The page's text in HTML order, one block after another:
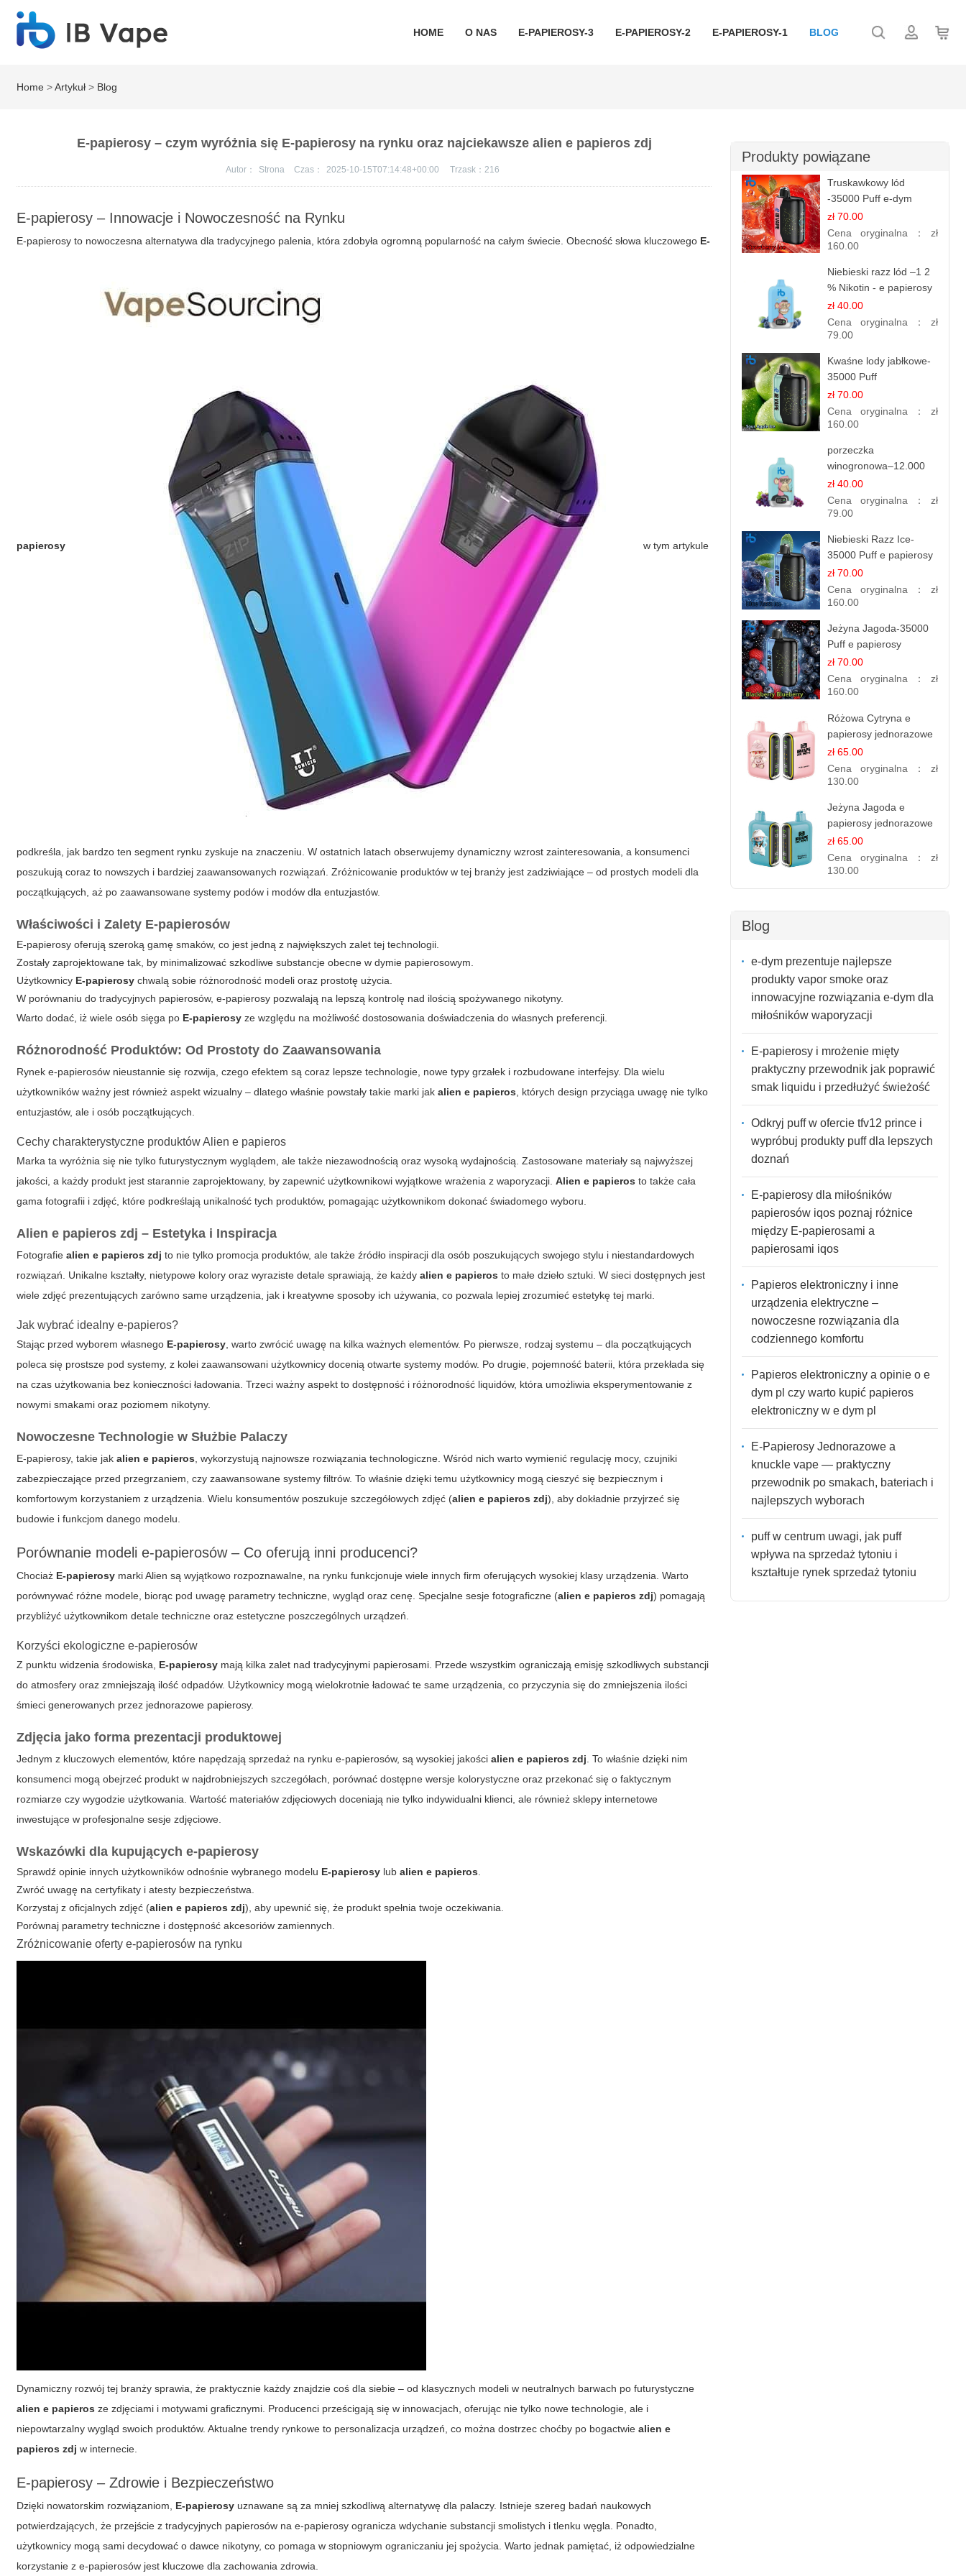
HOME O NAS E-PAPIEROSY-3 E-PAPIEROSY-2 E-PAPIEROSY-1 BLOG
Home >Artykuł > Blog
E-papierosy – czym wyróżnia się E-papierosy na rynku oraz najciekawsze alien e papieros zdj
Autor： Strona Czas： 2025-10-15T07:14:48+00:00 Trzask： 216
E-papierosy – Innowacje i Nowoczesność na Rynku
E-papierosy to nowoczesna alternatywa dla tradycyjnego palenia, która zdobyła ogromną popularność na całym świecie. Obecność słowa kluczowego E-
papierosy w tym artykule
podkreśla, jak bardzo ten segment rynku zyskuje na znaczeniu. W ostatnich latach obserwujemy dynamiczny wzrost zainteresowania, a konsumenci
poszukują coraz to nowszych i bardziej zaawansowanych rozwiązań. Zróżnicowanie produktów w tej branży jest zadziwiające – od prostych modeli dla
początkujących, aż po zaawansowane systemy podów i modów dla entuzjastów.
Właściwości i Zalety E-papierosów
E-papierosy oferują szeroką gamę smaków, co jest jedną z największych zalet tej technologii.
Zostały zaprojektowane tak, by minimalizować szkodliwe substancje obecne w dymie papierosowym.
Użytkownicy E-papierosy chwalą sobie różnorodność modeli oraz prostotę użycia.
W porównaniu do tradycyjnych papierosów, e-papierosy pozwalają na lepszą kontrolę nad ilością spożywanego nikotyny.
Warto dodać, iż wiele osób sięga po E-papierosy ze względu na możliwość dostosowania doświadczenia do własnych preferencji.
Różnorodność Produktów: Od Prostoty do Zaawansowania
Rynek e-papierosów nieustannie się rozwija, czego efektem są coraz lepsze technologie, nowe typy grzałek i rozbudowane interfejsy. Dla wielu
użytkowników ważny jest również aspekt wizualny – dlatego właśnie powstały takie marki jakalien e papieros , których design przyciąga uwagę nie tylko
entuzjastów, ale i osób początkujących.
Cechy charakterystyczne produktów Alien e papieros
Marka ta wyróżnia się nie tylko futurystycznym wyglądem, ale także niezawodnością oraz wysoką wydajnością. Zastosowane materiały są najwyższej
jakości, a każdy produkt jest starannie zaprojektowany, by zapewnić użytkownikowi wyjątkowe wrażenia z waporyzacji.Alien e papieros to także cała
gama fotografii i zdjęć, które podkreślają unikalność tych produktów, pomagając użytkownikom dokonać świadomego wyboru.
Alien e papieros zdj – Estetyka i Inspiracja
Fotografiealien e papieros zdj to nie tylko promocja produktów, ale także źródło inspiracji dla osób poszukujących swojego stylu i niestandardowych
rozwiązań. Unikalne kształty, nietypowe kolory oraz wyraziste detale sprawiają, że każdyalien e papieros to małe dzieło sztuki. W sieci dostępnych jest
wiele zdjęć prezentujących zarówno same urządzenia, jak i kreatywne sposoby ich używania, co pozwala lepiej zrozumieć estetykę tej marki.
Jak wybrać idealny e-papieros?
Stając przed wyborem własnego E-papierosy , warto zwrócić uwagę na kilka ważnych elementów. Po pierwsze, rodzaj systemu – dla początkujących
poleca się prostsze pod systemy, z kolei zaawansowani użytkownicy docenią otwarte systemy modów. Po drugie, pojemność baterii, która przekłada się
na czas użytkowania bez konieczności ładowania. Trzeci ważny aspekt to dostępność i różnorodność liquidów, która umożliwia eksperymentowanie z
nowymi smakami oraz poziomem nikotyny.
Nowoczesne Technologie w Służbie Palaczy
E-papierosy, takie jakalien e papieros , wykorzystują najnowsze rozwiązania technologiczne. Wśród nich warto wymienić regulację mocy, czujniki
zabezpieczające przed przegrzaniem, czy zaawansowane systemy filtrów. To właśnie dzięki temu użytkownicy mogą cieszyć się bezpiecznym i
komfortowym korzystaniem z urządzenia. Wielu konsumentów poszukuje szczegółowych zdjęć (alien e papieros zdj), aby dokładnie przyjrzeć się
budowie i funkcjom danego modelu.
Porównanie modeli e-papierosów – Co oferują inni producenci?
Chociaż E-papierosy markiAlien są wyjątkowo rozpoznawalne, na rynku funkcjonuje wiele innych firm oferujących wysokiej klasy urządzenia. Warto
porównywać różne modele, biorąc pod uwagę parametry techniczne, wygląd oraz cenę. Specjalne sesje fotograficzne (alien e papieros zdj) pomagają
przybliżyć użytkownikom detale techniczne oraz estetyczne poszczególnych urządzeń.
Korzyści ekologiczne e-papierosów
Z punktu widzenia środowiska, E-papierosy mają kilka zalet nad tradycyjnymi papierosami. Przede wszystkim ograniczają emisję szkodliwych substancji
do atmosfery oraz zmniejszają ilość odpadów. Użytkownicy mogą wielokrotnie ładować te same urządzenia, co przyczynia się do zmniejszenia ilości
śmieci generowanych przez jednorazowe papierosy.
Zdjęcia jako forma prezentacji produktowej
Jednym z kluczowych elementów, które napędzają sprzedaż na rynku e-papierosów, są wysokiej jakościalien e papieros zdj . To właśnie dzięki nim
konsumenci mogą obejrzeć produkt w najdrobniejszych szczegółach, porównać dostępne wersje kolorystyczne oraz przekonać się o faktycznym
rozmiarze czy wygodzie użytkowania. Wartość materiałów zdjęciowych doceniają nie tylko indywidualni klienci, ale również sklepy internetowe
inwestujące w profesjonalne sesje zdjęciowe.
Wskazówki dla kupujących e-papierosy
Sprawdź opinie innych użytkowników odnośnie wybranego modelu E-papierosy lubalien e papieros
Zwróć uwagę na certyfikaty i atesty bezpieczeństwa.
Korzystaj z oficjalnych zdjęć (alien e papieros zdj), aby upewnić się, że produkt spełnia twoje oczekiwania.
Porównaj parametry techniczne i dostępność akcesoriów zamiennych.
Zróżnicowanie oferty e-papierosów na rynku
Dynamiczny rozwój tej branży sprawia, że praktycznie każdy znajdzie coś dla siebie – od klasycznych modeli w neutralnych barwach po futurystyczne
alien e papieros ze zdjęciami i motywami graficznymi. Producenci prześcigają się w innowacjach, oferując nie tylko nowe technologie, ale i
niepowtarzalny wygląd swoich produktów. Aktualne trendy rynkowe to personalizacja urządzeń, co można dostrzec choćby po bogactwiealien e
papieros zdj w internecie.
E-papierosy – Zdrowie i Bezpieczeństwo
Dzięki nowatorskim rozwiązaniom, E-papierosy uznawane są za mniej szkodliwą alternatywę dla palaczy. Istnieje szereg badań naukowych
potwierdzających, że przejście z tradycyjnych papierosów na e-papierosy ogranicza wdychanie substancji smolistych i tlenku węgla. Ponadto,
użytkownicy mogą sami decydować o dawce nikotyny, co pomaga w stopniowym ograniczaniu jej spożycia. Warto jednak pamiętać, iż odpowiedzialne
korzystanie z e-papierosów jest kluczowe dla zachowania zdrowia.
Produkty powiązane
Truskawkowy lód
-35000 Puff e-dym
zł 70.00
Cena oryginalna： zł
160.00
Niebieski razz lód –1 2
% Nikotin - e papierosy
jednorazowe
zł 40.00
Cena oryginalna： zł
79.00
Kwaśne lody jabłkowe-
35000 Puff
elektroniczny papieros
zł 70.00
Cena oryginalna： zł
160.00
porzeczka
winogronowa–12.000
zaciągnięć - e
papierosy
zł 40.00
Cena oryginalna： zł
79.00
Niebieski Razz Ice-
35000 Puff e papierosy
jednorazowe
zł 70.00
Cena oryginalna： zł
160.00
Jeżyna Jagoda-35000
Puff e papierosy
jednorazowe
zł 70.00
Cena oryginalna： zł
160.00
Różowa Cytryna e
papierosy jednorazowe
- 25 000 Puffs
zł 65.00
Cena oryginalna： zł
130.00
Jeżyna Jagoda e
papierosy jednorazowe
- 25 000 Puffs
zł 65.00
Cena oryginalna： zł
130.00
Blog
e-dym prezentuje najlepsze
produkty vapor smoke oraz
innowacyjne rozwiązania e-dym dla
miłośników waporyzacji
E-papierosy i mrożenie mięty
praktyczny przewodnik jak poprawić
smak liquidu i przedłużyć świeżość
Odkryj puff w ofercie tfv12 prince i
wypróbuj produkty puff dla lepszych
doznań
E-papierosy dla miłośników
papierosów iqos poznaj różnice
między E-papierosami a
papierosami iqos
Papieros elektroniczny i inne
urządzenia elektryczne –
nowoczesne rozwiązania dla
codziennego komfortu
Papieros elektroniczny a opinie o e
dym pl czy warto kupić papieros
elektroniczny w e dym pl
E-Papierosy Jednorazowe a
knuckle vape — praktyczny
przewodnik po smakach, bateriach i
najlepszych wyborach
puff w centrum uwagi, jak puff
wpływa na sprzedaż tytoniu i
kształtuje rynek sprzedaż tytoniu